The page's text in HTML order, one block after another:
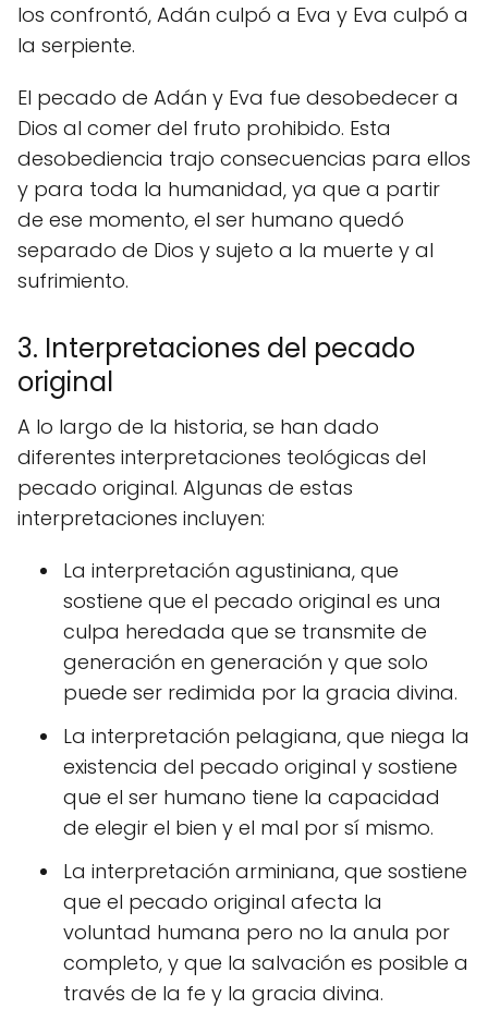
los confrontó, Adán culpó a Eva y Eva culpó a
la serpiente.
El pecado de Adán y Eva fue desobedecer a
Dios al comer del fruto prohibido. Esta
desobediencia trajo consecuencias para ellos
y para toda la humanidad, ya que a partir
de ese momento, el ser humano quedó
separado de Dios y sujeto a la muerte y al
sufrimiento.
3. Interpretaciones del pecado
original
A lo largo de la historia, se han dado
diferentes interpretaciones teológicas del
pecado original. Algunas de estas
interpretaciones incluyen:
La interpretación agustiniana, que
sostiene que el pecado original es una
culpa heredada que se transmite de
generación en generación y que solo
puede ser redimida por la gracia divina.
La interpretación pelagiana, que niega la
existencia del pecado original y sostiene
que el ser humano tiene la capacidad
de elegir el bien y el mal por sí mismo.
La interpretación arminiana, que sostiene
que el pecado original afecta la
voluntad humana pero no la anula por
completo, y que la salvación es posible a
través de la fe y la gracia divina.